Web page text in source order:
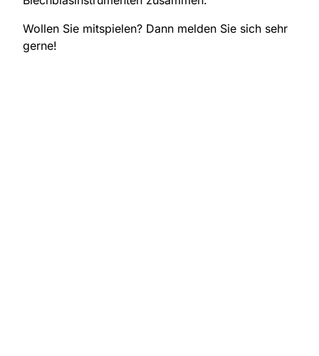
Wollen Sie mitspielen? Dann melden Sie sich sehr
gerne!